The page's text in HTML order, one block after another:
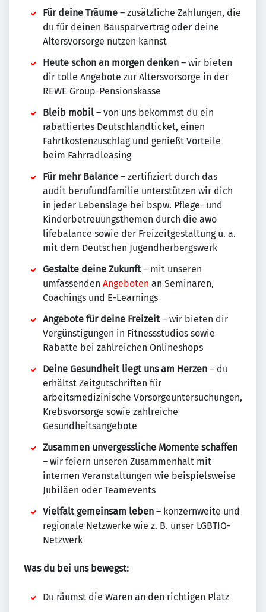
Für deine Träume – zusätzliche Zahlungen, die
du für deinen Bausparvertrag oder deine
Altersvorsorge nutzen kannst
Heute schon an morgen denken – wir bieten
dir tolle Angebote zur Altersvorsorge in der
REWE Group-Pensionskasse
Bleib mobil – von uns bekommst du ein
rabattiertes Deutschlandticket, einen
Fahrtkostenzuschlag und genießt Vorteile
beim Fahrradleasing
Für mehr Balance – zertifiziert durch das
audit berufundfamilie unterstützen wir dich
in jeder Lebenslage bei bspw. Pflege- und
Kinderbetreuungsthemen durch die awo
lifebalance sowie der Freizeitgestaltung u. a.
mit dem Deutschen Jugendherbergswerk
Gestalte deine Zukunft– mit unseren
umfassenden Angeboten an Seminaren,
Coachings und E-Learnings
Angebote für deine Freizeit– wir bieten dir
Vergünstigungen in Fitnessstudios sowie
Rabatte bei zahlreichen Onlineshops
Deine Gesundheit liegt uns am Herzen – du
erhältst Zeitgutschriften für
arbeitsmedizinische Vorsorgeuntersuchungen,
Krebsvorsorge sowie zahlreiche
Gesundheitsangebote
Zusammen unvergessliche Momente schaffen
– wir feiern unseren Zusammenhalt mit
internen Veranstaltungen wie beispielsweise
Jubiläen oder Teamevents
Vielfalt gemeinsam leben – konzernweite und
regionale Netzwerke wie z. B. unser LGBTIQ-
Netzwerk
Was du bei uns bewegst:
Du räumst die Waren an den richtigen Platz